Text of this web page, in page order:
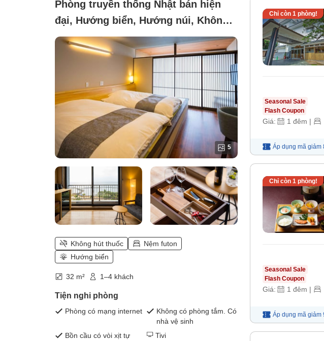
Phòng truyền thống Nhật bán hiện
đại, Hướng biển, Hướng núi, Không
hút thuốc ([Non-smoking]Room
drinking・Ocean-side Japanese-
Western style room (2nd floor・with
toilet))
5
Không hút thuốc
Nệm futon
Hướng biển
32 m² 1–4 khách
Tiện nghi phòng
Phòng có mạng internet
Không có phòng tắm. Có
nhà vệ sinh
Bồn cầu có vòi xịt tự
Tivi
Chỉ còn 1phòng!
Seasonal Sale
Flash Coupon
Giá: 1 đêm |
Áp dụng mã giảm
Chỉ còn 1phòng!
Seasonal Sale
Flash Coupon
Giá: 1 đêm |
Áp dụng mã giảm